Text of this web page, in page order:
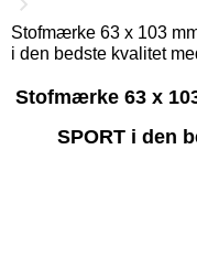
Stofmærke 63 x 103
i den bedste kvalitet
Stofmærke 63 x
SPORT i den